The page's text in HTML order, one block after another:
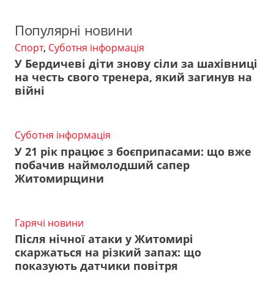
Популярні новини
Спорт, Суботня інформація
У Бердичеві діти знову сіли за шахівниці
на честь свого тренера, який загинув на
війні
Суботня інформація
У 21 рік працює з боєприпасами: що вже
побачив наймолодший сапер
Житомирщини
Гарячі новини
Після нічної атаки у Житомирі
скаржаться на різкий запах: що
показують датчики повітря